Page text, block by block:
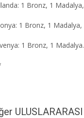
1 Bronz, 1 Madalya,
1 Bronz, 1 Madalya,
1 Bronz, 1 Madalya.
ULUSLARARASI